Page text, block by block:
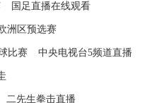
国足直播在线观看
洲区预选赛
比赛 中央电视台5频道直播
二先生拳击直播